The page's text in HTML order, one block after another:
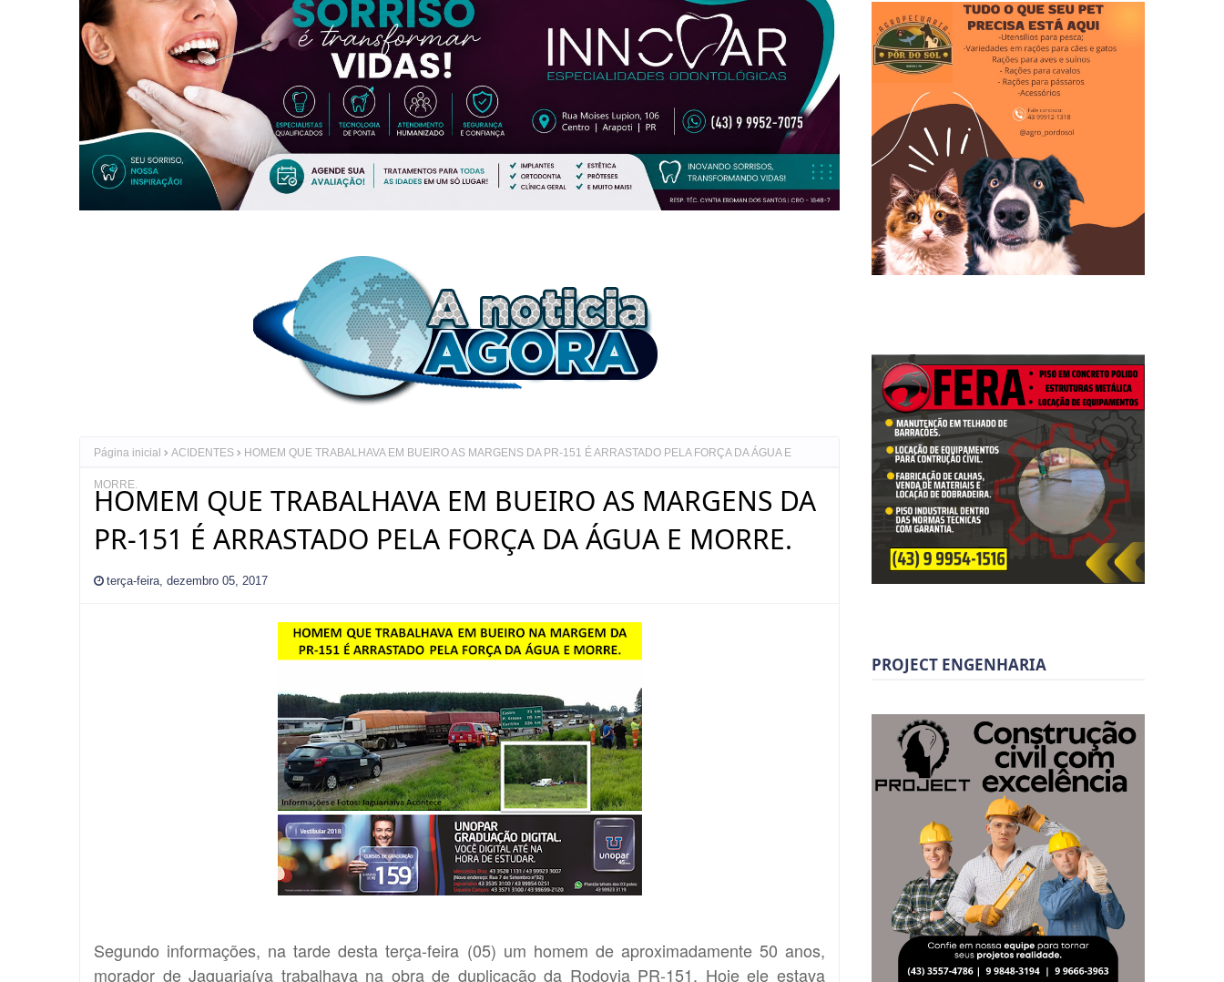
Página inicial ACIDENTES HOMEM QUE TRABALHAVA EM BUEIRO AS MARGENS DA PR-151 É ARRASTADO PELA FORÇA DA ÁGUA E
MORRE.
HOMEM QUE TRABALHAVA EM BUEIRO AS MARGENS DA
PR-151 É ARRASTADO PELA FORÇA DA ÁGUA E MORRE.
terça-feira, dezembro 05, 2017
Segundo informações, na tarde desta terça-feira (05) um homem de aproximadamente 50 anos,
morador de Jaguariaíva trabalhava na obra de duplicação da Rodovia PR-151. Hoje ele estava
PROJECT ENGENHARIA